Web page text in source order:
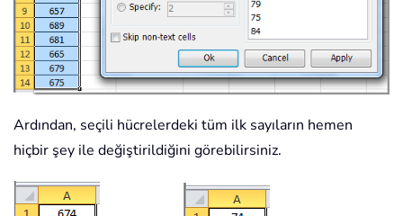
Ardından, seçili hücrelerdeki tüm ilk sayıların hemen
hiçbir şey ile değiştirildiğini görebilirsiniz.